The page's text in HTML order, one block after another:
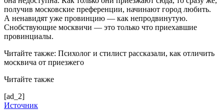
получив московские преференции, начинают город любить.
А ненавидят уже провинцию — как непродвинутую.
Снобствующие москвичи — это только что приехавшие
провинциалы.
Читайте также: Психолог и стилист рассказали, как отличить
москвича от приезжего
Читайте также
[ad_2]
Источник